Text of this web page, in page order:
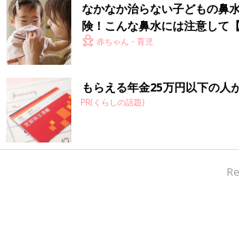
なかなか治らない子どもの鼻
険！こんな鼻水には注意して
赤ちゃん・育児
もらえる年金25万円以下の人
PR(くらしの話題)